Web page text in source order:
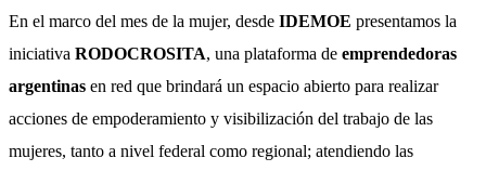
En el marco del mes de la mujer, desde IDEMOE presentamos la
iniciativa RODOCROSITA, una plataforma de emprendedoras
argentinas en red que brindará un espacio abierto para realizar
acciones de empoderamiento y visibilización del trabajo de las
mujeres, tanto a nivel federal como regional; atendiendo las